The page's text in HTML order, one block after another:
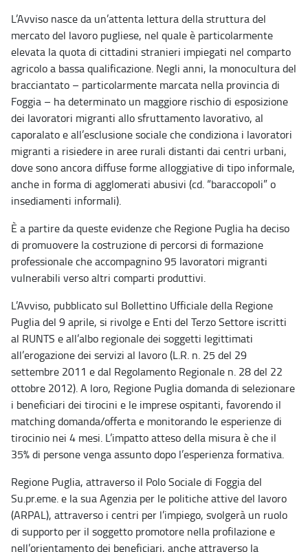
L’Avviso nasce da un’attenta lettura della struttura del
mercato del lavoro pugliese, nel quale è particolarmente
elevata la quota di cittadini stranieri impiegati nel comparto
agricolo a bassa qualificazione. Negli anni, la monocultura del
bracciantato – particolarmente marcata nella provincia di
Foggia – ha determinato un maggiore rischio di esposizione
dei lavoratori migranti allo sfruttamento lavorativo, al
caporalato e all’esclusione sociale che condiziona i lavoratori
migranti a risiedere in aree rurali distanti dai centri urbani,
dove sono ancora diffuse forme alloggiative di tipo informale,
anche in forma di agglomerati abusivi (cd. “baraccopoli” o
insediamenti informali).
È a partire da queste evidenze che Regione Puglia ha deciso
di promuovere la costruzione di percorsi di formazione
professionale che accompagnino 95 lavoratori migranti
vulnerabili verso altri comparti produttivi.
L’Avviso, pubblicato sul Bollettino Ufficiale della Regione
Puglia del 9 aprile, si rivolge e Enti del Terzo Settore iscritti
al RUNTS e all’albo regionale dei soggetti legittimati
all’erogazione dei servizi al lavoro (L.R. n. 25 del 29
settembre 2011 e dal Regolamento Regionale n. 28 del 22
ottobre 2012). A loro, Regione Puglia domanda di selezionare
i beneficiari dei tirocini e le imprese ospitanti, favorendo il
matching domanda/offerta e monitorando le esperienze di
tirocinio nei 4 mesi. L’impatto atteso della misura è che il
35% di persone venga assunto dopo l’esperienza formativa.
Regione Puglia, attraverso il Polo Sociale di Foggia del
Su.pr.eme. e la sua Agenzia per le politiche attive del lavoro
(ARPAL), attraverso i centri per l’impiego, svolgerà un ruolo
di supporto per il soggetto promotore nella profilazione e
nell’orientamento dei beneficiari, anche attraverso la